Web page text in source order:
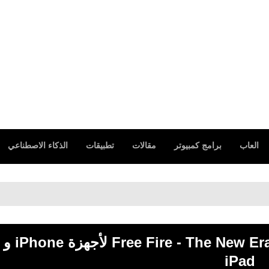
العاب برامج كمبيوتر مقالات تطبيقات الذكاء الاصطناعي
تحميل قارينا فري فاير: عصر جديد Free Fire - The New Era لأجهزة iPhone و
iPad